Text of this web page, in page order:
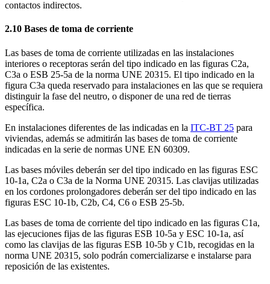
contactos indirectos.
2.10 Bases de toma de corriente
Las bases de toma de corriente utilizadas en las instalaciones
interiores o receptoras serán del tipo indicado en las figuras C2a,
C3a o ESB 25-5a de la norma UNE 20315. El tipo indicado en la
figura C3a queda reservado para instalaciones en las que se requiera
distinguir la fase del neutro, o disponer de una red de tierras
específica.
En instalaciones diferentes de las indicadas en la ITC-BT 25 para
viviendas, además se admitirán las bases de toma de corriente
indicadas en la serie de normas UNE EN 60309.
Las bases móviles deberán ser del tipo indicado en las figuras ESC
10-1a, C2a o C3a de la Norma UNE 20315. Las clavijas utilizadas
en los cordones prolongadores deberán ser del tipo indicado en las
figuras ESC 10-1b, C2b, C4, C6 o ESB 25-5b.
Las bases de toma de corriente del tipo indicado en las figuras C1a,
las ejecuciones fijas de las figuras ESB 10-5a y ESC 10-1a, así
como las clavijas de las figuras ESB 10-5b y C1b, recogidas en la
norma UNE 20315, solo podrán comercializarse e instalarse para
reposición de las existentes.